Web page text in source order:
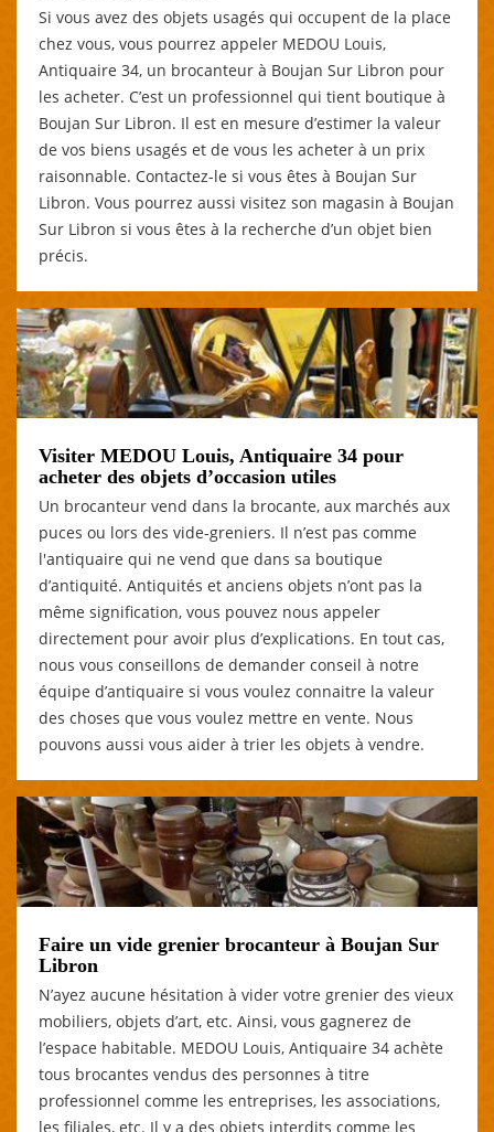
Si vous avez des objets usagés qui occupent de la place
chez vous, vous pourrez appeler MEDOU Louis,
Antiquaire 34, un brocanteur à Boujan Sur Libron pour
les acheter. C’est un professionnel qui tient boutique à
Boujan Sur Libron. Il est en mesure d’estimer la valeur
de vos biens usagés et de vous les acheter à un prix
raisonnable. Contactez-le si vous êtes à Boujan Sur
Libron. Vous pourrez aussi visitez son magasin à Boujan
Sur Libron si vous êtes à la recherche d’un objet bien
précis.
Visiter MEDOU Louis, Antiquaire 34 pour
acheter des objets d’occasion utiles
Un brocanteur vend dans la brocante, aux marchés aux
puces ou lors des vide-greniers. Il n’est pas comme
l'antiquaire qui ne vend que dans sa boutique
d’antiquité. Antiquités et anciens objets n’ont pas la
même signification, vous pouvez nous appeler
directement pour avoir plus d’explications. En tout cas,
nous vous conseillons de demander conseil à notre
équipe d’antiquaire si vous voulez connaitre la valeur
des choses que vous voulez mettre en vente. Nous
pouvons aussi vous aider à trier les objets à vendre.
Faire un vide grenier brocanteur à Boujan Sur
Libron
N’ayez aucune hésitation à vider votre grenier des vieux
mobiliers, objets d’art, etc. Ainsi, vous gagnerez de
l’espace habitable. MEDOU Louis, Antiquaire 34 achète
tous brocantes vendus des personnes à titre
professionnel comme les entreprises, les associations,
les filiales, etc. Il y a des objets interdits comme les